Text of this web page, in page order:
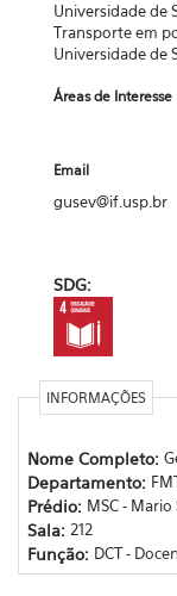
Universidade de
Transporte em
Universidade de
Áreas de Interesse
Email
gusev@if.usp.br
SDG:
INFORMAÇÕES
Nome Completo:
Departamento:
Prédio: MSC -
Sala: 212
Função: DCT -